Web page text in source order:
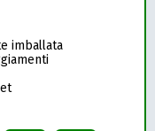
imballata